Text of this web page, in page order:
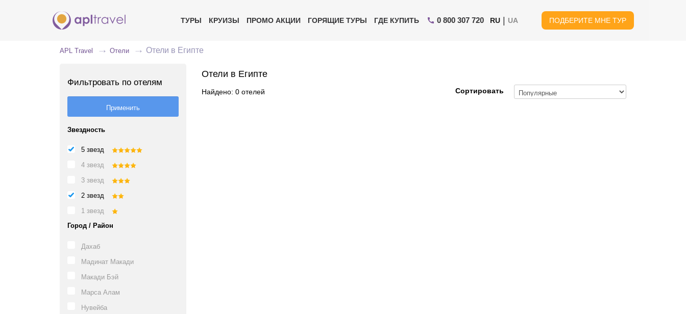
ТУРЫ КРУИЗЫ ПРОМО АКЦИИ ГОРЯЩИЕ ТУРЫ ГДЕ КУПИТЬ 0 800 307 720 RU | UA ПОДБЕРИТЕ МНЕ ТУР
APL Travel Отели Отели в Египте
Фильтровать по отелям
Звездность
5 звезд
4 звезд
3 звезд
2 звезд
1 звезд
Город / Район
Дахаб
Мадинат Макади
Макади Бэй
Марса Алам
Нувейба
Отели в Египте
Найдено: 0 отелей Сортировать